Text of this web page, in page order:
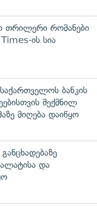
თრილერი რომანები
ის სია
ბანკის
შექმნილ
მიღება დაიწყო
და